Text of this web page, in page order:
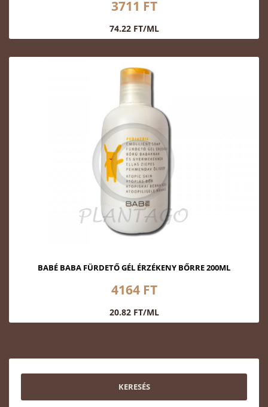
3711 FT
74.22 FT/ML
BABÉ BABA FÜRDETŐ GÉL ÉRZÉKENY BŐRRE 200ML
4164 FT
20.82 FT/ML
KERESÉS